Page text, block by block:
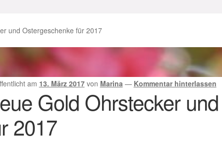
zu Ostern 2023 Geschenke zu Ostern 2024
für Weihnachten 2023
für Weihnachten 2025
Schmuck online kaufen 2016
Schmuck online kaufen 2018
und Ostergeschenke für 2017
am 13. März 2017 von Marina — Kommentar hinterlassen
Gold Ohrstecker
2017